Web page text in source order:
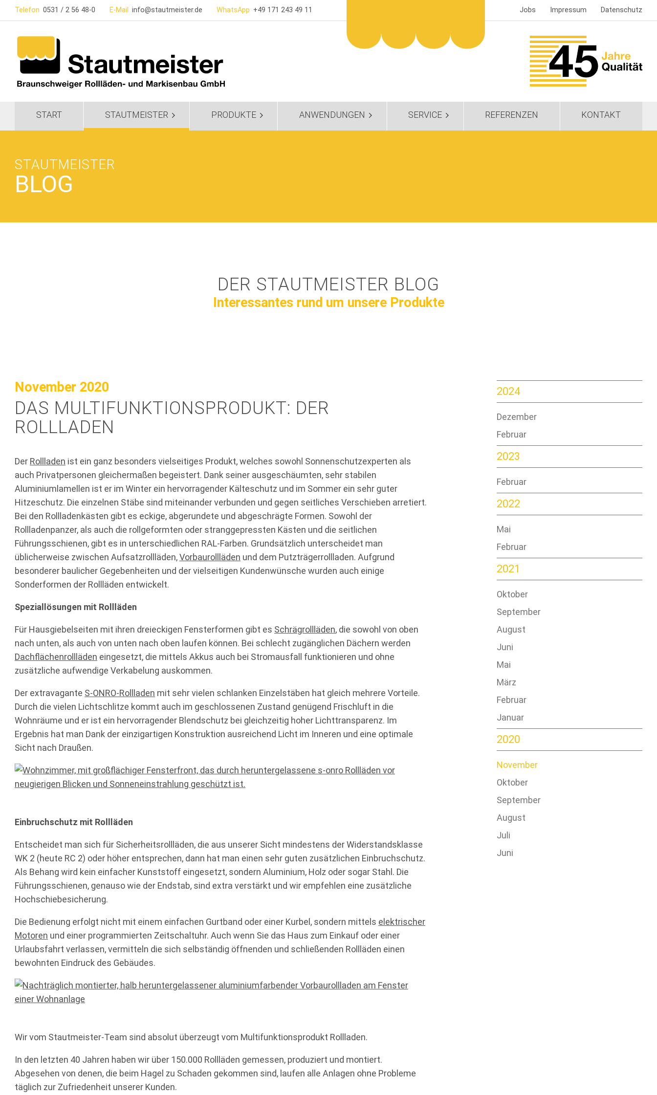
So erreichen Sie uns
Telefon 0531 / 2 56 48-0 E-Mail info@stautmeister.de WhatsApp +49 171 243 49 11 Jobs Impressum Datenschutz
START STAUTMEISTER PRODUKTE ANWENDUNGEN SERVICE REFERENZEN KONTAKT
STAUTMEISTER
BLOG
DER STAUTMEISTER BLOG
Interessantes rund um unsere Produkte
November 2020
DAS MULTIFUNKTIONSPRODUKT: DER
ROLLLADEN
Der Rollladen ist ein ganz besonders vielseitiges Produkt, welches sowohl Sonnenschutzexperten als
auch Privatpersonen gleichermaßen begeistert. Dank seiner ausgeschäumten, sehr stabilen
Aluminiumlamellen ist er im Winter ein hervorragender Kälteschutz und im Sommer ein sehr guter
Hitzeschutz. Die einzelnen Stäbe sind miteinander verbunden und gegen seitliches Verschieben arretiert.
Bei den Rollladenkästen gibt es eckige, abgerundete und abgeschrägte Formen. Sowohl der
Rollladenpanzer, als auch die rollgeformten oder stranggepressten Kästen und die seitlichen
Führungsschienen, gibt es in unterschiedlichen RAL-Farben. Grundsätzlich unterscheidet man
üblicherweise zwischen Aufsatzrollläden,Vorbaurollläden und dem Putzträgerrollladen. Aufgrund
besonderer baulicher Gegebenheiten und der vielseitigen Kundenwünsche wurden auch einige
Sonderformen der Rollläden entwickelt.
Speziallösungen mit Rollläden
Für Hausgiebelseiten mit ihren dreieckigen Fensterformen gibt es Schrägrollläden, die sowohl von oben
nach unten, als auch von unten nach oben laufen können. Bei schlecht zugänglichen Dächern werden
Dachflächenrollläden eingesetzt, die mittels Akkus auch bei Stromausfall funktionieren und ohne
zusätzliche aufwendige Verkabelung auskommen.
Der extravagante S-ONRO-Rollladen mit sehr vielen schlanken Einzelstäben hat gleich mehrere Vorteile.
Durch die vielen Lichtschlitze kommt auch im geschlossenen Zustand genügend Frischluft in die
Wohnräume und er ist ein hervorragender Blendschutz bei gleichzeitig hoher Lichttransparenz. Im
Ergebnis hat man Dank der einzigartigen Konstruktion ausreichend Licht im Inneren und eine optimale
Sicht nach Draußen.
Einbruchschutz mit Rollläden
Entscheidet man sich für Sicherheitsrollläden, die aus unserer Sicht mindestens der Widerstandsklasse
WK 2 (heute RC 2) oder höher entsprechen, dann hat man einen sehr guten zusätzlichen Einbruchschutz.
Als Behang wird kein einfacher Kunststoff eingesetzt, sondern Aluminium, Holz oder sogar Stahl. Die
Führungsschienen, genauso wie der Endstab, sind extra verstärkt und wir empfehlen eine zusätzliche
Hochschiebesicherung.
Die Bedienung erfolgt nicht mit einem einfachen Gurtband oder einer Kurbel, sondern mittels elektrischer
Motoren und einer programmierten Zeitschaltuhr. Auch wenn Sie das Haus zum Einkauf oder einer
Urlaubsfahrt verlassen, vermitteln die sich selbständig öffnenden und schließenden Rollläden einen
bewohnten Eindruck des Gebäudes.
Wir vom Stautmeister-Team sind absolut überzeugt vom Multifunktionsprodukt Rollladen.
In den letzten 40 Jahren haben wir über 150.000 Rollläden gemessen, produziert und montiert.
Abgesehen von denen, die beim Hagel zu Schaden gekommen sind, laufen alle Anlagen ohne Probleme
täglich zur Zufriedenheit unserer Kunden.
2024
Dezember
Februar
2023
Februar
2022
Mai
Februar
2021
Oktober
September
August
Juni
Mai
März
Februar
Januar
2020
November
Oktober
September
August
Juli
Juni